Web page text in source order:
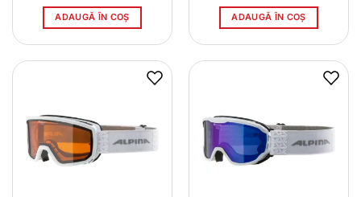
ADAUGĂ ÎN COȘ ADAUGĂ ÎN COȘ